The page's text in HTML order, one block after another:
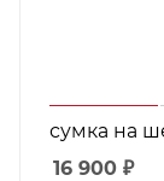
сумка на
16 900 ₽